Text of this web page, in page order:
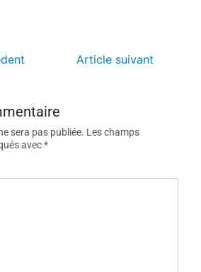
Article suivant
sera pas publiée. Les champs
avec*